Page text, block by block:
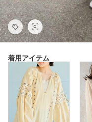
着用アイテム